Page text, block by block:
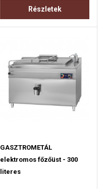
Részletek
GASZTROMETÁL
elektromos főzőüst - 300
literes